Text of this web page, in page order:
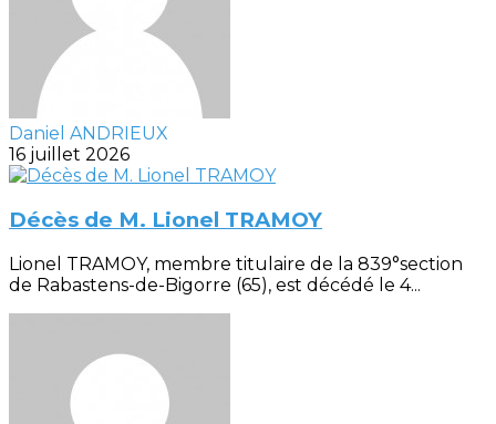
Daniel ANDRIEUX
16 juillet 2026
Décès de M. Lionel TRAMOY
Lionel TRAMOY, membre titulaire de la 839°section
de Rabastens-de-Bigorre (65), est décédé le 4...